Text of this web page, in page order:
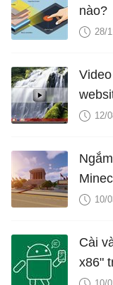
nào?
28/
12/
10/
Cài
x86"
song